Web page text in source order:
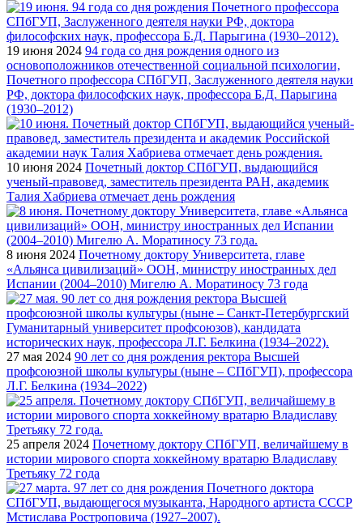
19 июня 2024 94 года со дня рождения одного из
основоположников отечественной социальной психологии,
Почетного профессора СПбГУП, Заслуженного деятеля науки
РФ, доктора философских наук, профессора Б.Д. Парыгина
(1930–2012)
10 июня 2024 Почетный доктор СПбГУП, выдающийся
ученый-правовед, заместитель президента РАН, академик
Талия Хабриева отмечает день рождения
8 июня 2024 Почетному доктору Университета, главе
«Альянса цивилизаций» ООН, министру иностранных дел
Испании (2004–2010) Мигелю А. Моратиносу 73 года
27 мая 2024 90 лет со дня рождения ректора Высшей
профсоюзной школы культуры (ныне – СПбГУП), профессора
Л.Г. Белкина (1934–2022)
25 апреля 2024 Почетному доктору СПбГУП, величайшему в
истории мирового спорта хоккейному вратарю Владиславу
Третьяку 72 года